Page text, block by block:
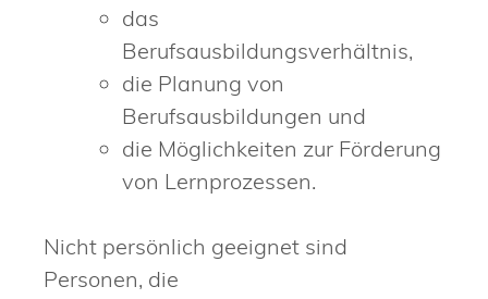
das
Berufsausbildungsverhältnis,
die Planung von
Berufsausbildungen und
die Möglichkeiten zur Förderung
von Lernprozessen.
Nicht persönlich geeignet sind
Personen, die